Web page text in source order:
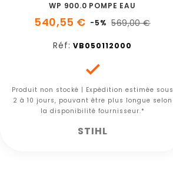
WP 900.0 POMPE EAU
540,55 € -5% 569,00 €
Réf: VB050112000

Produit non stocké | Expédition estimée sous
2 à 10 jours, pouvant être plus longue selon
la disponibilité fournisseur.*
STIHL